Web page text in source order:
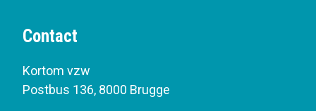
Contact
Kortom vzw
Postbus 136, 8000 Brugge